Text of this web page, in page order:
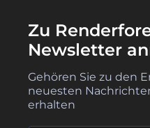
Zu
Newsletter
Gehören Sie zu den
neuesten
erhalten